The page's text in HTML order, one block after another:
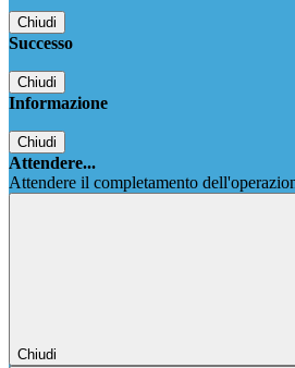
Chiudi
Successo
Chiudi
Informazione
Chiudi
Attendere...
Attendere il completamento
Chiudi